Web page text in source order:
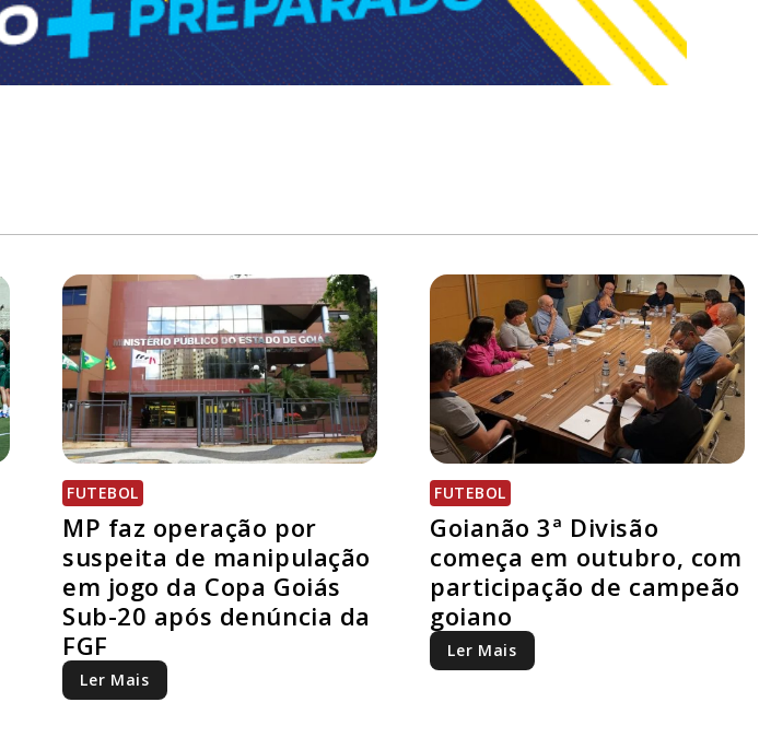
FUTEBOL
MP faz operação por
suspeita de manipulação
em jogo da Copa Goiás
Sub-20 após denúncia da
FGF
Ler Mais
FUTEBOL
Goianão 3ª Divisão
começa em outubro, com
participação de campeão
goiano
Ler Mais